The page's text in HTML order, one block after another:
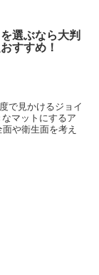
選ぶなら大判
すすめ！
で見かけるジョイ
マットにするア
や衛生面を考え